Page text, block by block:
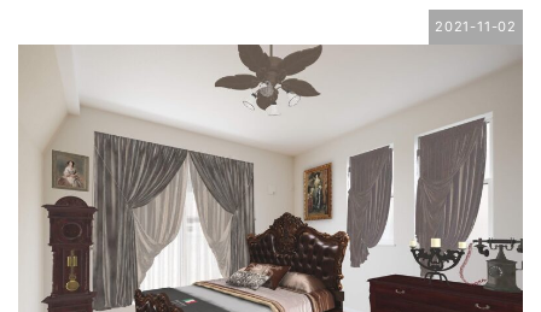
2021-11-02